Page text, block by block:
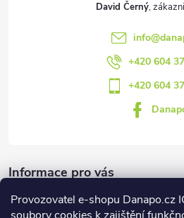
Provozovatel e-shopu Danapo.cz
David Černý
info@
+420 604
+420 604
Informace pro vás
Dotazník